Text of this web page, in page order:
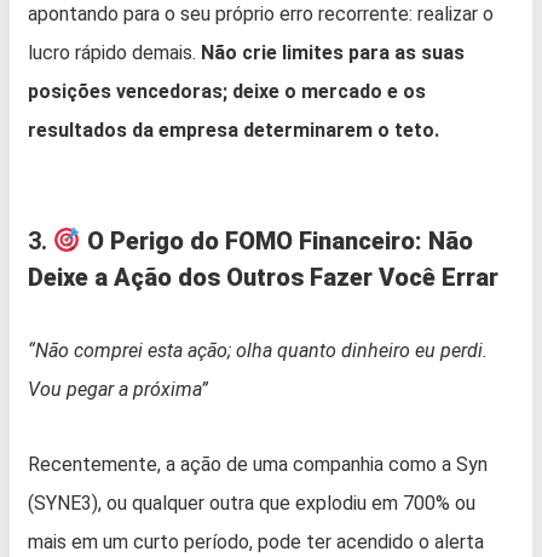
apontando para o seu próprio erro recorrente: realizar o
lucro rápido demais. Não crie limites para as suas
posições vencedoras; deixe o mercado e os
resultados da empresa determinarem o teto.
3.
O Perigo do FOMO Financeiro: Não
Deixe a Ação dos Outros Fazer Você Errar
“Não comprei esta ação; olha quanto dinheiro eu perdi.
Vou pegar a próxima”
Recentemente, a ação de uma companhia como a Syn
(SYNE3), ou qualquer outra que explodiu em 700% ou
mais em um curto período, pode ter acendido o alerta